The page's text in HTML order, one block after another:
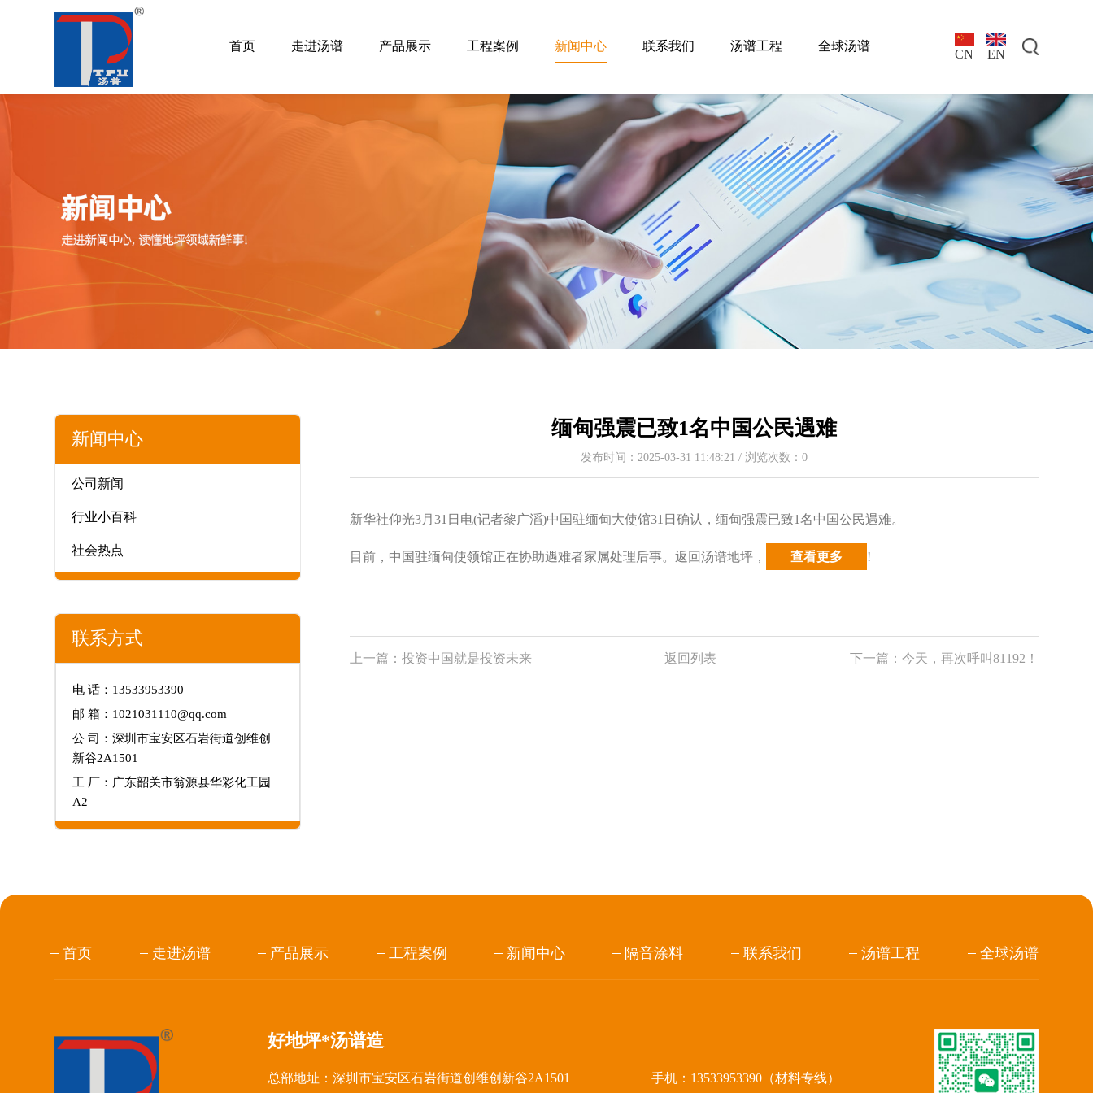
首页 走进汤谱 产品展示 工程案例 新闻中心 联系我们 汤谱工程 全球汤谱
CN EN
新闻中心
公司新闻
行业小百科
社会热点
联系方式
电 话：13533953390
邮 箱：1021031110@qq.com
公 司：深圳市宝安区石岩街道创维创
新谷2A1501
工 厂：广东韶关市翁源县华彩化工园
A2
缅甸强震已致1名中国公民遇难
发布时间：2025-03-31 11:48:21 / 浏览次数： 0
新华社仰光3月31日电(记者黎广滔)中国驻缅甸大使馆31日确认，缅甸强震已致1名中国公民遇难。
目前，中国驻缅甸使领馆正在协助遇难者家属处理后事。返回汤谱地坪， 查看更多 !
上一篇：投资中国就是投资未来 返回列表 下一篇： 今天，再次呼叫81192！
首页 走进汤谱 产品展示 工程案例 新闻中心 隔音涂料 联系我们 汤谱工程 全球汤谱
好地坪*汤谱造
总部地址：深圳市宝安区石岩街道创维创新谷2A1501 手机：13533953390（材料专线）